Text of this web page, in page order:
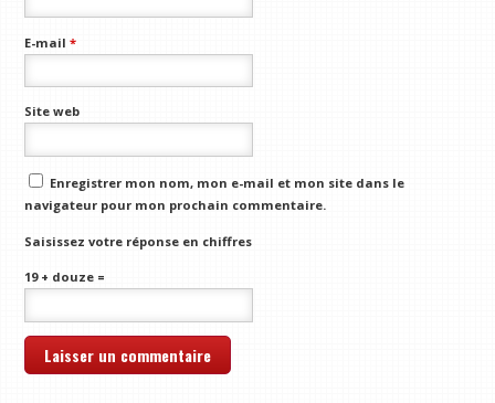
E-mail*
Site web
Enregistrer mon nom, mon e-mail et mon site dans le
navigateur pour mon prochain commentaire.
Saisissez votre réponse en chiffres
19 + douze =